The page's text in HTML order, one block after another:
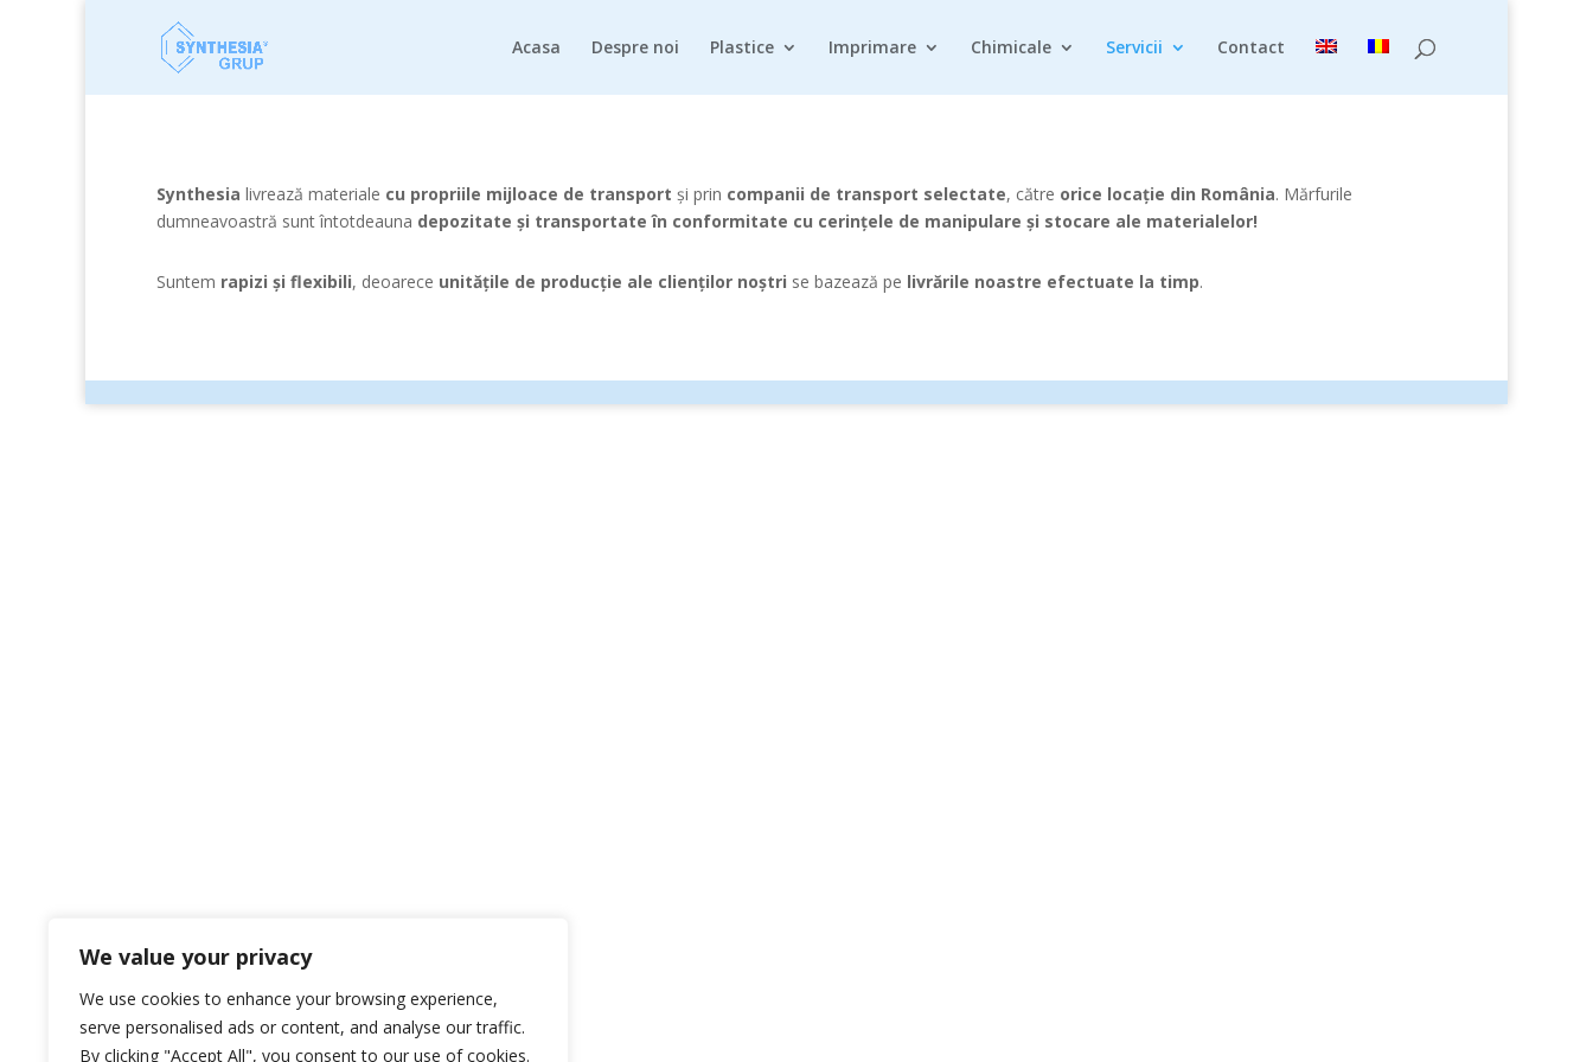
We value your privacy
We use cookies to enhance your browsing experience,
serve personalised ads or content, and analyse our traffic.
By clicking "Accept All", you consent to our use of cookies.
Acasa Despre noi Plastice Imprimare Chimicale Servicii Contact
Synthesia livrează materiale cu propriile mijloace de transport și prin companii de transport selectate, către orice locație din România. Mărfurile
dumneavoastră sunt întotdeauna depozitate și transportate în conformitate cu cerințele de manipulare și stocare ale materialelor!
Suntem rapizi și flexibili, deoarece unitățile de producție ale clienților noștri se bazează pe livrările noastre efectuate la timp.